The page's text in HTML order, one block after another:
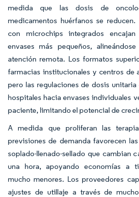
medida que las dosis de
medicamentos huérfanos se
con microchips integrados
envases más pequeños,
atención remota. Los formatos
farmacias institucionales y centros de
pero las regulaciones de dosis
hospitales hacia envases individuales
paciente, limitando el potencial de
A medida que proliferan las
previsiones de demanda favorecen
soplado-llenado-sellado que cambian
una hora, apoyando economías a
mucho menores. Los proveedores
ajustes de utillaje a través de